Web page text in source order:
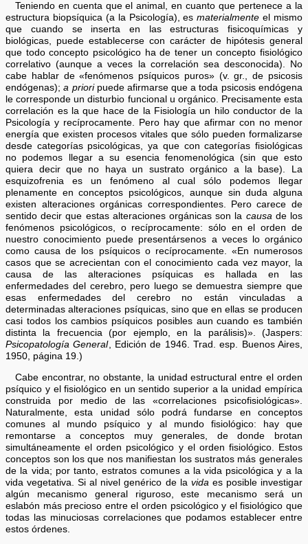
Teniendo en cuenta que el animal, en cuanto que pertenece a la
estructura biopsíquica (a la Psicología), esmaterialmente el mismo
que cuando se inserta en las estructuras fisicoquímicas y
biológicas, puede establecerse con carácter de hipótesis general
que todo concepto psicológico ha de tener un concepto fisiológico
correlativo (aunque a veces la correlación sea desconocida). No
cabe hablar de «fenómenos psíquicos puros» (v. gr., de psicosis
endógenas);a prioripuede afirmarse que a toda psicosis endógena
le corresponde un disturbio funcional u orgánico. Precisamente esta
correlación es la que hace de la Fisiología un hilo conductor de la
Psicología y recíprocamente. Pero hay que afirmar con no menor
energía que existen procesos vitales que sólo pueden formalizarse
desde categorías psicológicas, ya que con categorías fisiológicas
no podemos llegar a su esencia fenomenológica (sin que esto
quiera decir que no haya un sustrato orgánico a la base). La
esquizofrenia es un fenómeno al cual sólo podemos llegar
plenamente en conceptos psicológicos, aunque sin duda alguna
existen alteraciones orgánicas correspondientes. Pero carece de
sentido decir que estas alteraciones orgánicas son la causade los
fenómenos psicológicos, o recíprocamente: sólo en el orden de
nuestro conocimiento puede presentársenos a veces lo orgánico
como causa de los psíquicos o recíprocamente. «En numerosos
casos que se acrecientan con el conocimiento cada vez mayor, la
causa de las alteraciones psíquicas es hallada en las
enfermedades del cerebro, pero luego se demuestra siempre que
esas enfermedades del cerebro no están vinculadas a
determinadas alteraciones psíquicas, sino que en ellas se producen
casi todos los cambios psíquicos posibles aun cuando es también
distinta la frecuencia (por ejemplo, en la parálisis)». (Jaspers:
Psicopatología General, Edición de 1946. Trad. esp. Buenos Aires,
1950, página 19.)
Cabe encontrar, no obstante, la unidad estructural entre el orden
psíquico y el fisiológico en un sentido superior a la unidad empírica
construida por medio de las «correlaciones psicofisiológicas».
Naturalmente, esta unidad sólo podrá fundarse en conceptos
comunes al mundo psíquico y al mundo fisiológico: hay que
remontarse a conceptos muy generales, de donde brotan
simultáneamente el orden psicológico y el orden fisiológico. Estos
conceptos son los que nos manifiestan los sustratos más generales
de la vida; por tanto, estratos comunes a la vida psicológica y a la
vida vegetativa. Si al nivel genérico de la vida es posible investigar
algún mecanismo general riguroso, este mecanismo será un
eslabón más precioso entre el orden psicológico y el fisiológico que
todas las minuciosas correlaciones que podamos establecer entre
estos órdenes.